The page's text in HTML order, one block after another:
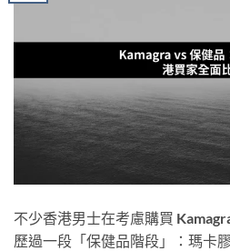
不少香港男士在考慮購買
歷過一段「保健品階段」：瑪卡